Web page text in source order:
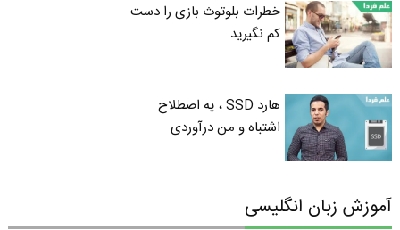
خطرات بلوتوث‌ بازی را دست
کم نگیرید
هارد SSD ، یه اصطلاح
اشتباه و من درآوردی
آموزش زبان انگلیسی